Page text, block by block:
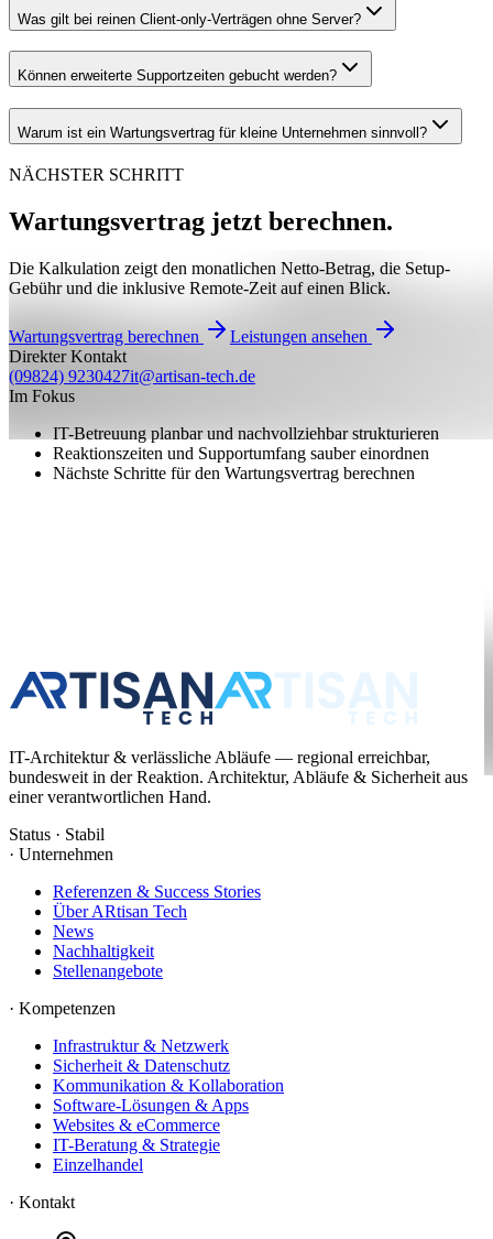
Was gilt bei reinen Client-only-Verträgen ohne Server?
Können erweiterte Supportzeiten gebucht werden?
Warum ist ein Wartungsvertrag für kleine Unternehmen sinnvoll?
NÄCHSTER SCHRITT
Wartungsvertrag jetzt berechnen.
Die Kalkulation zeigt den monatlichen Netto-Betrag, die Setup-
Gebühr und die inklusive Remote-Zeit auf einen Blick.
Wartungsvertrag berechnen
Leistungen ansehen
Direkter Kontakt
(09824) 9230427it@artisan-tech.de
Im Fokus
IT-Betreuung planbar und nachvollziehbar strukturieren
Reaktionszeiten und Supportumfang sauber einordnen
Nächste Schritte für den Wartungsvertrag berechnen
IT-Architektur & verlässliche Abläufe — regional erreichbar,
bundesweit in der Reaktion. Architektur, Abläufe & Sicherheit aus
einer verantwortlichen Hand.
Status · Stabil
· Unternehmen
Referenzen & Success Stories
Über ARtisan Tech
News
Nachhaltigkeit
Stellenangebote
· Kompetenzen
Infrastruktur & Netzwerk
Sicherheit & Datenschutz
Kommunikation & Kollaboration
Software-Lösungen & Apps
Websites & eCommerce
IT-Beratung & Strategie
Einzelhandel
· Kontakt